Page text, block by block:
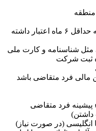
منطقه
پاسپورت آلمانی فرد متقاضی که حداقل ۶ ماه اعتبار داشته
مثل شناسنامه و کارت ملی
ثبت شرکت
مالی فرد متقاضی باشد
پیشینه فرد متقاضی
داشتن)
انگلیسی (در صورت نیاز)